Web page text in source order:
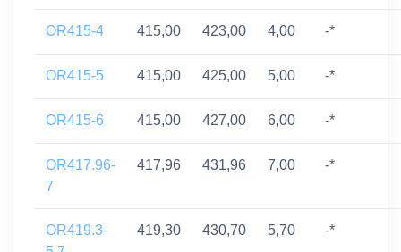
OR415-4 415,00 423,00 4,00 -*
OR415-5 415,00 425,00 5,00 -*
OR415-6 415,00 427,00 6,00 -*
OR417.96-
7
417,96 431,96 7,00 -*
OR419.3-
419,30 430,70 5,70 -*